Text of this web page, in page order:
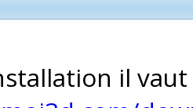
il